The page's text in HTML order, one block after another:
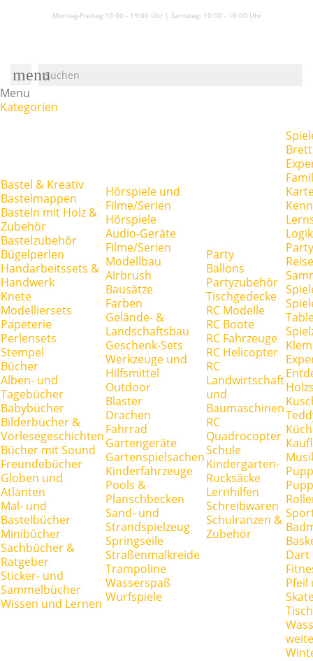
Montag-Freitag 10:00 - 19:00 Uhr | Samstag: 10:00 - 18:00 Uhr
menu
Menu
Kategorien
Bastel & Kreativ
Bastelmappen
Basteln mit Holz &
Zubehör
Bastelzubehör
Bügelperlen
Handarbeitssets &
Handwerk
Knete
Modelliersets
Papeterie
Perlensets
Stempel
Bücher
Alben- und
Tagebücher
Babybücher
Bilderbücher &
Vorlesegeschichten
Bücher mit Sound
Freundebücher
Globen und
Atlanten
Mal- und
Bastelbücher
Minibücher
Sachbücher &
Ratgeber
Sticker- und
Sammelbücher
Wissen und Lernen
Hörspiele und
Filme/Serien
Hörspiele
Audio-Geräte
Filme/Serien
Modellbau
Airbrush
Bausätze
Farben
Gelände- &
Landschaftsbau
Geschenk-Sets
Werkzeuge und
Hilfsmittel
Outdoor
Blaster
Drachen
Fahrrad
Gartengeräte
Gartenspielsachen
Kinderfahrzeuge
Pools &
Planschbecken
Sand- und
Strandspielzeug
Springseile
Straßenmalkreide
Trampoline
Wasserspaß
Wurfspiele
Party
Ballons
Partyzubehör
Tischgedecke
RC Modelle
RC Boote
RC Fahrzeuge
RC Helicopter
RC
Landwirtschaft
und
Baumaschinen
RC
Quadrocopter
Schule
Kindergarten-
Rucksäcke
Lernhilfen
Schreibwaren
Schulranzen &
Zubehör
Dart
Pfeil